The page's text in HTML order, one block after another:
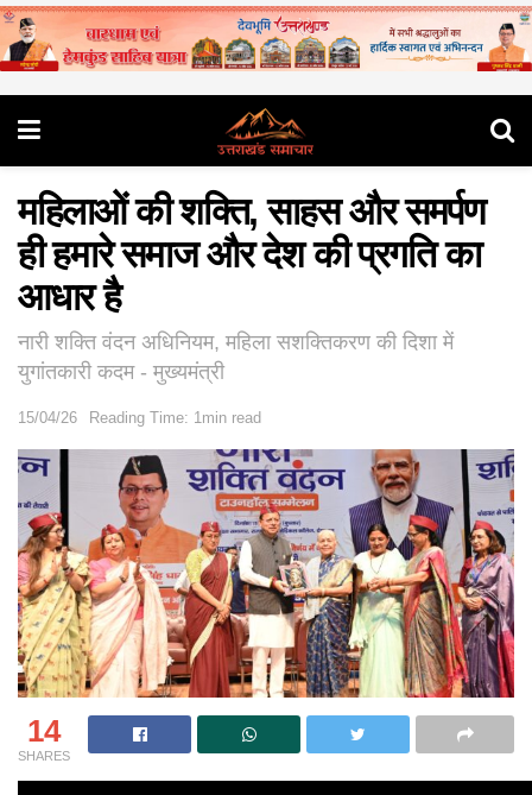
महिलाओं की शक्ति, साहस और समर्पण
ही हमारे समाज और देश की प्रगति का
आधार है
नारी शक्ति वंदन अधिनियम, महिला सशक्तिकरण की दिशा में
युगांतकारी कदम - मुख्यमंत्री
15/04/26 Reading Time: 1min read
14
SHARES